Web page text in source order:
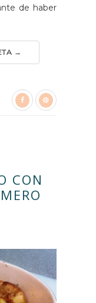
de haber
→
CON